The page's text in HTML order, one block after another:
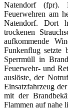
Natendorf (fpr).
Feuerwehren am
Natendorf. Dort
trockenen
aufkommende
Funkenflug setzte
Sperrmüll in
Feuerwehr- und
auslöste, der
Einsatzfahrzeug
mit der
Flammen auf nahe